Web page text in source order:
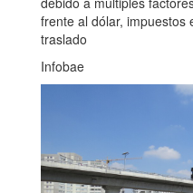
frente al dólar, impuestos
traslado
Infobae